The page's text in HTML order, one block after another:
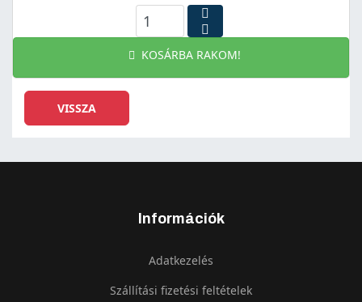
KOSÁRBA RAKOM!
Információk
Adatkezelés
Szállítási fizetési feltételek